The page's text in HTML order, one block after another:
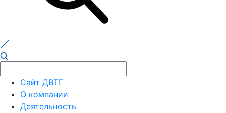
Сайт ДВТГ
О компании
Деятельность